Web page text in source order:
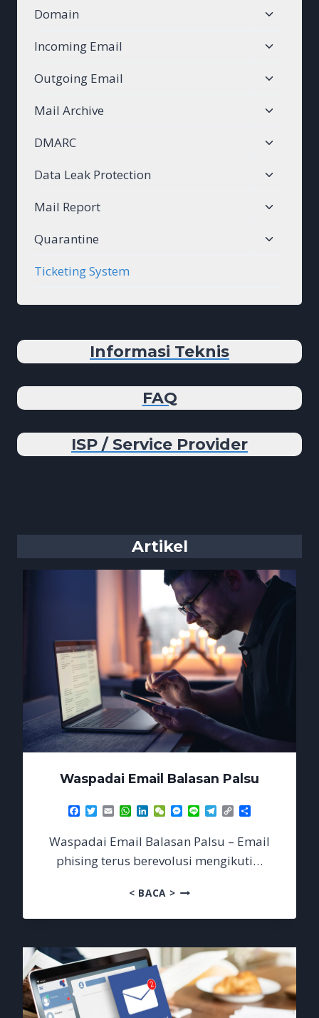
menu
Domain
Toggle
menu
Incoming Email
Toggle
menu
Outgoing Email
Toggle
menu
Mail Archive
Toggle
menu
DMARC
Toggle
menu
Data Leak Protection
Toggle
menu
Mail Report
Toggle
menu
Quarantine
Toggle
Ticketing System
Informasi Teknis
FAQ
ISP / Service Provider
Artikel
Waspadai Email Balasan Palsu
Facebook
TwitterEmailWhatsApp
LinkedIn
WeChatMessenger
Line Telegram
Copy
Link
Waspadai Email Balasan Palsu – Email
phising terus berevolusi mengikuti…
< BACA >WASPADAI
BALASAN